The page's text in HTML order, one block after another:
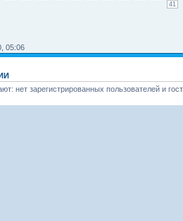
41
05:06
нет зарегистрированных пользователей и